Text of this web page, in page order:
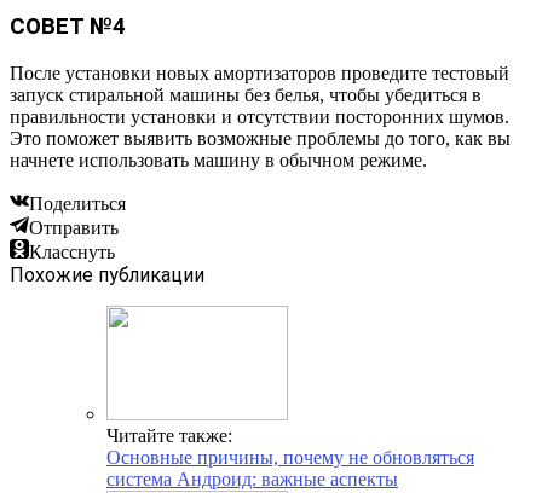
СОВЕТ №4
После установки новых амортизаторов проведите тестовый
запуск стиральной машины без белья, чтобы убедиться в
правильности установки и отсутствии посторонних шумов.
Это поможет выявить возможные проблемы до того, как вы
начнете использовать машину в обычном режиме.
Поделиться
Отправить
Класснуть
Похожие публикации
Читайте также:
Основные причины, почему не обновляться
система Андроид: важные аспекты